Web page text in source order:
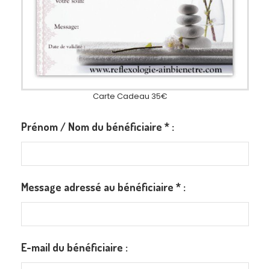
Carte Cadeau 35€
Prénom / Nom du bénéficiaire * :
Message adressé au bénéficiaire * :
E-mail du bénéficiaire :